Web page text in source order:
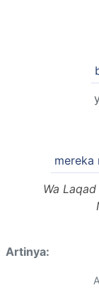
mereka
Wa
Artinya: